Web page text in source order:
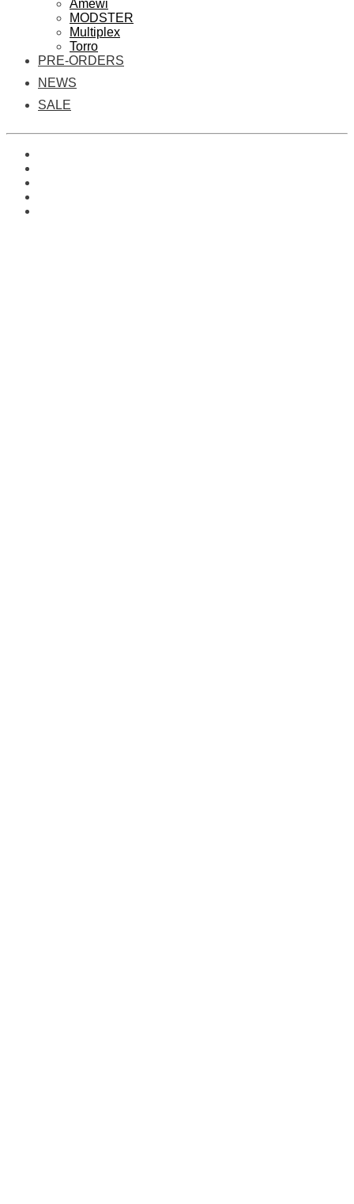
Amewi
MODSTER
Multiplex
Torro
PRE-ORDERS
NEWS
SALE